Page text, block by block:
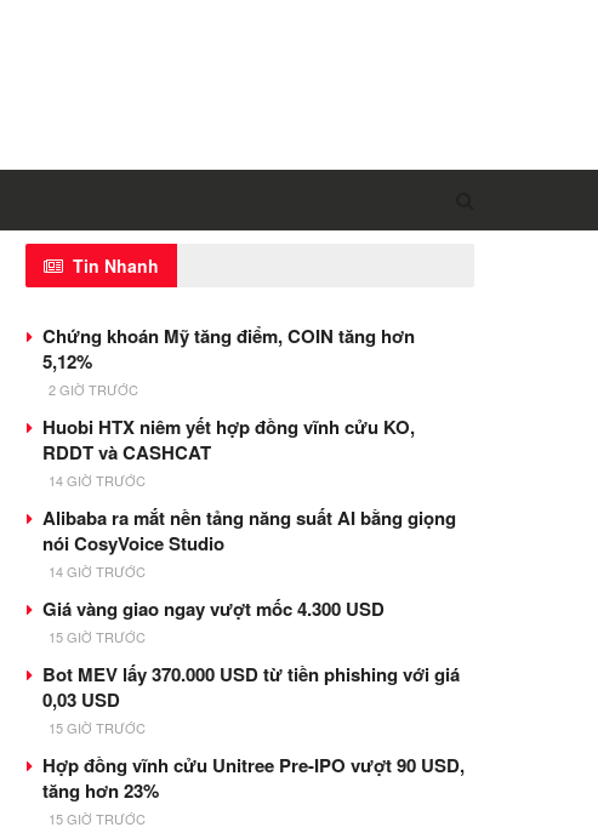
Tin Nhanh
Chứng khoán Mỹ tăng điểm, COIN tăng hơn
5,12%
2 GIỜ TRƯỚC
Huobi HTX niêm yết hợp đồng vĩnh cửu KO,
RDDT và CASHCAT
14 GIỜ TRƯỚC
Alibaba ra mắt nền tảng năng suất AI bằng giọng
nói CosyVoice Studio
14 GIỜ TRƯỚC
Giá vàng giao ngay vượt mốc 4.300 USD
15 GIỜ TRƯỚC
Bot MEV lấy 370.000 USD từ tiền phishing với giá
0,03 USD
15 GIỜ TRƯỚC
Hợp đồng vĩnh cửu Unitree Pre-IPO vượt 90 USD,
tăng hơn 23%
15 GIỜ TRƯỚC